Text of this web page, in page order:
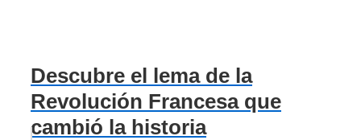
Descubre el lema de la
Revolución Francesa que
cambió la historia